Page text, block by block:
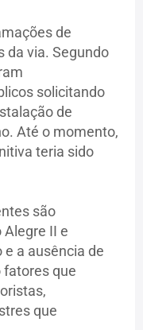
de
da via. Segundo
solicitando
de
Até o momento,
teria sido
são
II e
a ausência de
que
que